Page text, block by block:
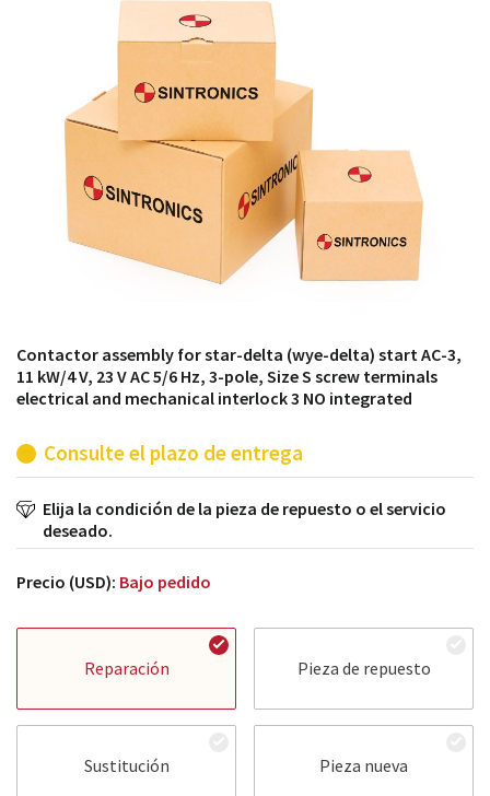
módulos antiguos a un alto nivel técnico o sustitución
de módulos descontinuados por módulos del propio
Contactor assembly for star-delta (wye-delta) start AC-3,
11 kW/4 V, 23 V AC 5/6 Hz, 3-pole, Size S screw terminals
electrical and mechanical interlock 3 NO integrated
Consulte el plazo de entrega
Elija la condición de la pieza de repuesto o el servicio
deseado.
Precio (USD): Bajo pedido
Reparación Pieza de repuesto
Sustitución Pieza nueva